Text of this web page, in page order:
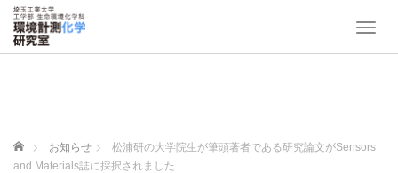
T
a
ホーム お知らせ
松浦研の大学院生が筆頭著者である研究論文がSensors
and Materials誌に採択されました